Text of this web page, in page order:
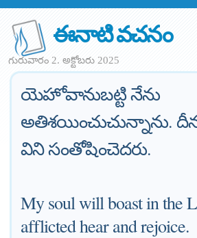
ఈనాటి వచనం
గురువారం 2. అక్టోబరు 2025
యెహోవానుబట్టి నేను
అతిశయించుచున్నాను.
విని సంతోషించెదరు.
My soul will boast in the
afflicted hear and rejoice.